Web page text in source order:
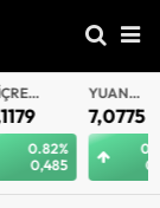
0.29%
0,021
YUAN
7,0812